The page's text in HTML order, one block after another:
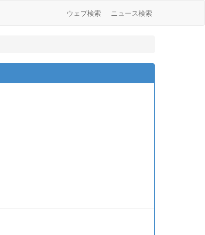
ウェブ検索 ニュース検索